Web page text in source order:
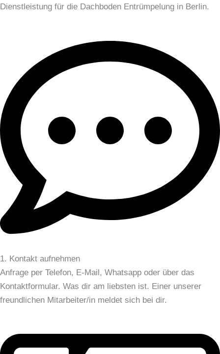
Dienstleistung für die Dachboden Entrümpelung in Berlin.
1. Kontakt aufnehmen
Anfrage per Telefon, E-Mail, Whatsapp oder über das
Kontaktformular. Was dir am liebsten ist. Einer unserer
freundlichen Mitarbeiter/in meldet sich bei dir.